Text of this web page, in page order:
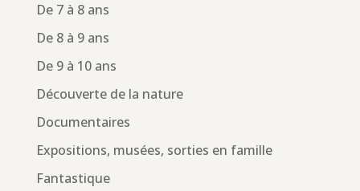
De 7 à 8 ans
De 8 à 9 ans
De 9 à 10 ans
Découverte de la nature
Documentaires
Expositions, musées, sorties en famille
Fantastique